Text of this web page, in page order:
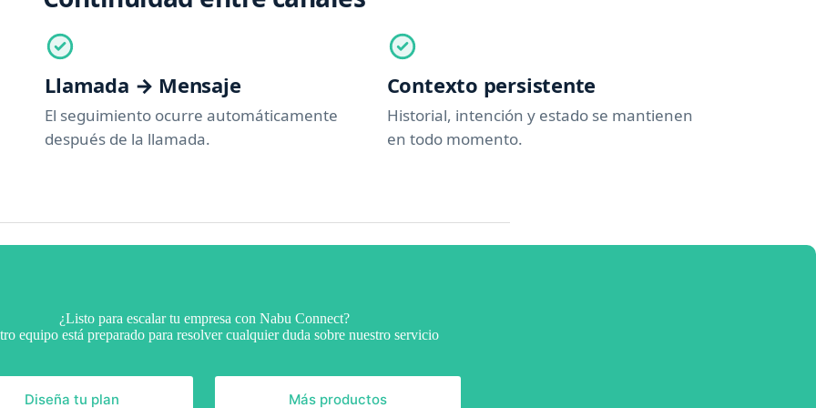
Llamada → Mensaje
El seguimiento ocurre automáticamente
después de la llamada.
Contexto persistente
Historial, intención y estado se mantienen
en todo momento.
¿Listo para escalar tu empresa con Nabu Connect?
equipo está preparado para resolver cualquier duda sobre nuestro servicio
Diseña tu plan Más productos